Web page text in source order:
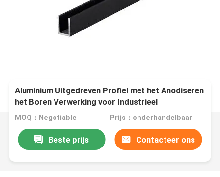
Aluminium Uitgedreven Profiel met het Anodiseren
het Boren Verwerking voor Industrieel
MOQ：Negotiable Prijs：onderhandelbaar
Beste prijs Contacteer ons